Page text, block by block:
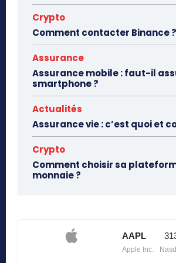
Crypto
Comment contacter Binance ?
Assurance
Assurance mobile : faut-il
smartphone ?
Actualités
Assurance vie : c’est quoi et
Crypto
Comment choisir sa
monnaie ?
AAPL
Apple Inc.